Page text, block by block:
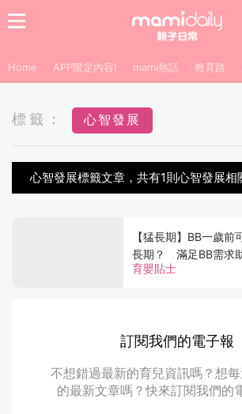
Home APP限定內容! mami熱話 教育路
標籤： 心智發展
心智發展標籤文章，共有1則心智發展相
育嬰貼士
【猛長期】BB一歲
長期？ 滿足BB需求
定心智發展基礎
訂閱我們的電子報
不想錯過最新的育兒資訊嗎？想
的最新文章嗎？快來訂閱我們的